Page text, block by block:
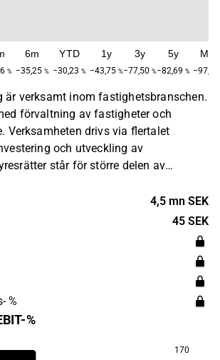
%
6m
−35,25 %
YTD
−30,23 %
1y
−43,75 %
3y
−77,50 %
5y
−82,69 %
Max
−97,13
är verksamt inom fastighetsbranschen.
förvaltning av fastigheter och
Verksamheten drivs via flertalet
och utveckling av
står för större delen av
återfinns inom den
med fokus på storstäder och
4,5 mn SEK
45 SEK
%
%
170